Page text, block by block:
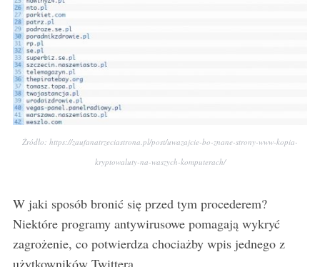
Źródło: https://zaufanatrzeciastrona.pl/post/uwazajcie-bo-znane-strony-www-kopia-
kryptowaluty-na-waszych-komputerach/
W jaki sposób bronić się przed tym procederem?
Niektóre programy antywirusowe pomagają wykryć
zagrożenie, co potwierdza chociażby wpis jednego z
użytkowników Twittera.
S
e
a
c
h
f
o
: